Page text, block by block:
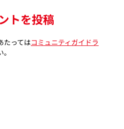
トを投稿
たってはコミュニティガイドラ